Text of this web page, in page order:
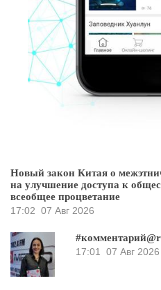
Новый закон Китая о
на улучшение доступа к
всеобщее процветание
17:02 07 Авг 2026
17:01
07 Авг 2026